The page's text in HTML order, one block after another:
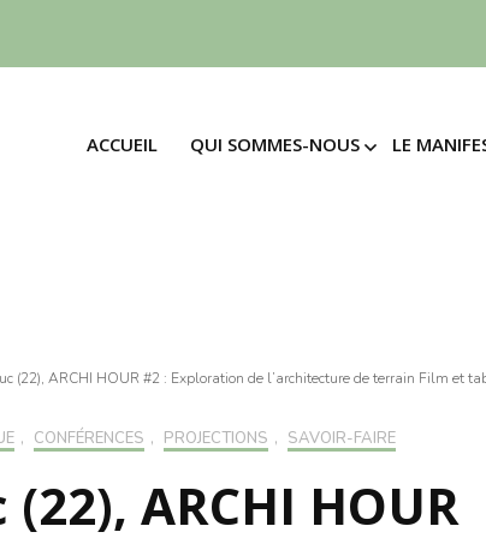
ACCUEIL QUI SOMMES-NOUS
LE « MÉNAGEMENT »
LE
LE
FAIRE
DES
FAIRE
(22), ARCHI HOUR #2 : Exploration de l’architecture de terrain Film et
, CONFÉRENCES , PROJECTIONS , SAVOIR-FAIRE
ARCHI HOUR